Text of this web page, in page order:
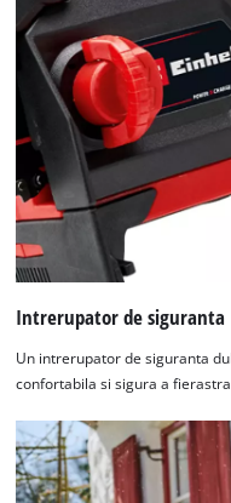
Intrerupator de siguranta
Un intrerupator de siguranta
confortabila si sigura a